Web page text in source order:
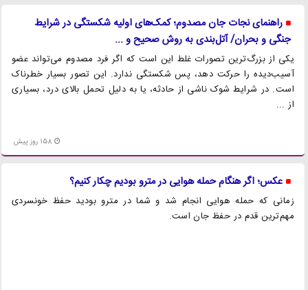
راهنمای نجات جان مصدوم؛ کمک‌های اولیه شکستگی در شرایط
جنگی و بحران/ آتل‌بندی به روش صحیح و ...
یکی از بزرگ‌ترین تصورات غلط این است که اگر فرد مصدوم می‌تواند عضو
آسیب‌دیده را حرکت دهد، پس شکستگی ندارد. این تصور بسیار خطرناک
است. در شرایط شوک ناشی از حادثه، یا به دلیل تحمل بالای درد، بسیاری
از ...
158 روز پیش
عکس؛ اگر هنگام حمله هوایی در مترو بودیم چکار کنیم؟
زمانی که حمله هوایی انجام شد و شما در مترو بودید حفظ خونسردی
مهم‌ترین قدم در حفظ جان است.